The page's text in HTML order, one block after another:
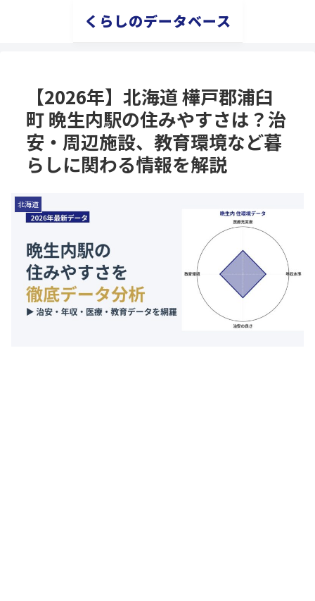
くらしのデータベース
【2026年】北海道 樺戸郡浦臼
町 晩生内駅の住みやすさは？治
安・周辺施設、教育環境など暮
らしに関わる情報を解説
北海道